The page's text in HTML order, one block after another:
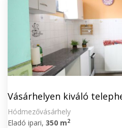
Vásárhelyen kiváló
Hódmezővásárhely
Eladó ipari, 350 m2